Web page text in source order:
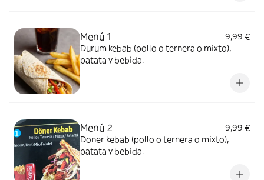
Menú 1
9,99 €
Durum kebab (pollo o ternera o mixto),
patata y bebida.
Menú 2
9,99 €
Doner kebab (pollo o ternera o mixto),
patata y bebida.